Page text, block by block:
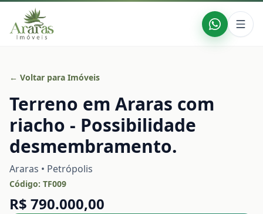
← Voltar para Imóveis
Terreno em Araras com
riacho - Possibilidade
desmembramento.
Araras • Petrópolis
Código: TF009
R$ 790.000,00